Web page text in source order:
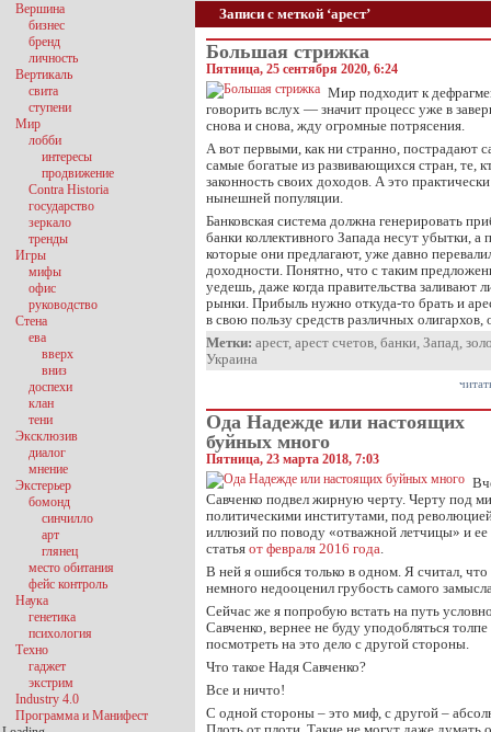
Записи с меткой ‘арест’
Большая стрижка
Пятница, 25 сентября 2020, 6:24
Мир подходит к
говорить вслух — значит процесс уже в
снова и снова, жду огромные потрясения.
А вот первыми, как ни странно, пострадают
самые богатые из развивающихся стран, те,
законность своих доходов. А это
нынешней популяции.
Банковская система должна генерировать
банки коллективного Запада несут убытки, а
которые они предлагают, уже давно
доходности. Понятно, что с таким
уедешь, даже когда правительства заливают
рынки. Прибыль нужно откуда-то брать и
в свою пользу средств различных
Метки: арест, арест счетов, банки, Запад,
Украина
Ода Надежде или настоящих
буйных много
Пятница, 23 марта 2018, 7:03
Савченко подвел жирную черту. Черту под
политическими институтами, под
иллюзий по поводу «отважной летчицы» и
статья от февраля 2016 года.
В ней я ошибся только в одном. Я считал, что
немного недооценил грубость самого
Сейчас же я попробую встать на путь
Савченко, вернее не буду уподобляться
посмотреть на это дело с другой стороны.
Что такое Надя Савченко?
Все и ничто!
С одной стороны – это миф, с другой –
Вершина
бизнес
бренд
личность
Вертикаль
свита
ступени
Мир
лобби
интересы
продвижение
Contra Historia
государство
зеркало
тренды
Игры
мифы
офис
руководство
Стена
ева
вверх
вниз
доспехи
клан
тени
Эксклюзив
диалог
мнение
Экстерьер
бомонд
синчилло
арт
глянец
место обитания
фейс контроль
Наука
генетика
психология
Техно
гаджет
экстрим
Industry 4.0
Программа и Манифест